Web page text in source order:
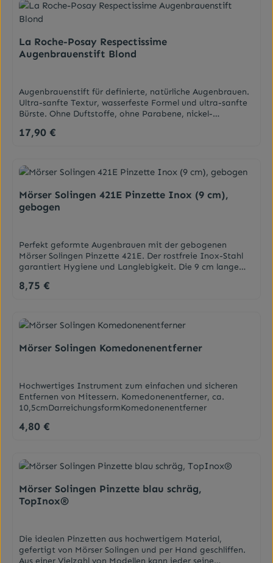
La Roche-Posay Respectissime
Augenbrauenstift Blond
Augenbrauenstift für definierte, natürliche Augenbrauen.
Ultra-sanfte Textur, wasserfeste Formel und ultra-sanfte
Bürste. Ohne Duftstoffe, ohne Parabene, nickel-
Unverträglichkeit). Hohe Verträglichkeit dermatologisch
Haut und den Augenbrauen verteilen, ohne zu
verschmieren. Für Augenbrauen mit Lücken oder
fehlender Struktur.Ein Augenbrauenstift, mit dem Sie
Ihren Look definieren, strukturieren und ihm Form
geben.WirkstoffeGereinigte Pigmente - Für hohe
Halt.DarreichungsformAugenbrauenstiftAnwendungDen
Stift anspitzen und die Mine mit den Händen erwärmen.
Brauenansatz, Brauenbogen und Augenbrauenende
Haare zeichnen, um ein natürliches Finish zu erhalten.
HauttypInhaltsstoffeCERA MICROCRISTALLINA /
MICROCRYSTALLINE WAX • HYDROGENATED PALM
KERNEL GLYCERIDES • MYRISTYL MYRISTATE •
HYDROGENATED PALM GLYCERIDES • HYDROGENATED
SUCCEDANEA FRUIT CERA / RHUS SUCCEDANEA FRUIT
WAX • SORBITAN PALMITATE • STEARALKONIUM
HECTORITE • PENTAERYTHRITYL TETRA-DI-T-BUTYL
HYDROXYHYDROCINNAMATE • PROPYLENE
CARBONATE • [+/- MAY CONTAIN • CI 77491, CI 77492,
Regulärer Preis:
17,90 €
Mörser Solingen 421E Pinzette Inox (9 cm),
gebogen
Perfekt geformte Augenbrauen mit der gebogenen
Mörser Solingen Pinzette 421E. Der rostfreie Inox-Stahl
garantiert Hygiene und Langlebigkeit. Die 9 cm lange
makelloses Ergebnis. Jetzt entdecken!
Regulärer Preis:
8,75 €
Mörser Solingen Komedonenentferner
Hochwertiges Instrument zum einfachen und sicheren
Entfernen von Mitessern. Komedonenentferner, ca.
10,5cmDarreichungsformKomedonenentferner
Regulärer Preis:
4,80 €
Mörser Solingen Pinzette blau schräg,
TopInox®
Die idealen Pinzetten aus hochwertigem Material,
gefertigt von Mörser Solingen und per Hand geschliffen.